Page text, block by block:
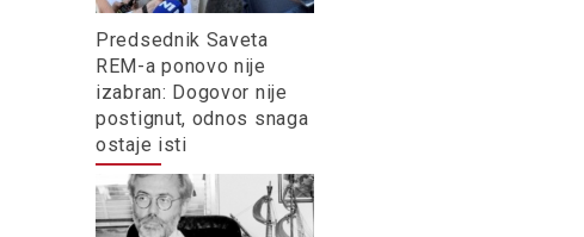
Predsednik Saveta
REM-a ponovo nije
izabran: Dogovor nije
postignut, odnos snaga
ostaje isti